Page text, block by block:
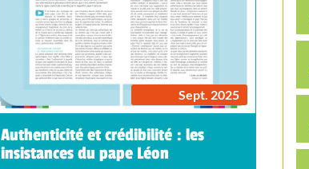
Sept. 2025
Authenticité et crédibilité : les
insistances du pape Léon